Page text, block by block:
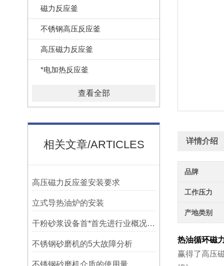
磁力反应釜
不锈钢高压反应釜
高压磁力反应釜
*电加热反应釜
查看全部
相关文章/ARTICLES
高压磁力反应釜安装要求
立式导热油炉的安装
干粉砂浆设备首*首先进行业概况、生产设备流程
不锈钢砂磨机的5大故障分析
不锈钢砂磨机介质的使用量
详情介绍
品牌
工作压力
产地类别
热油循环磁
赢得了高压